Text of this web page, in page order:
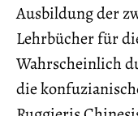
Ausbildung der
Lehrbücher für
Wahrscheinlich
die